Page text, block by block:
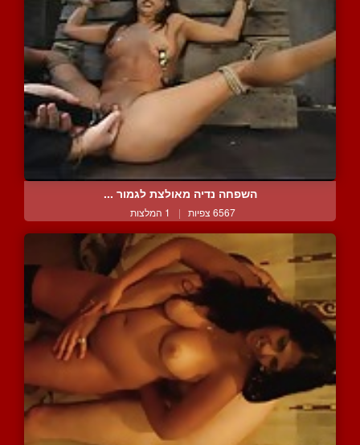
השפחה נדיה מאולצת לגמור ...
6567 צפיות | 1 המלצות